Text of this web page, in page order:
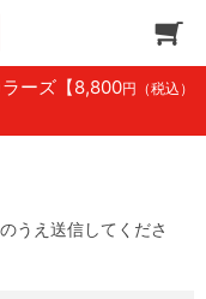
ーズ 【8,800円（税込）
うえ送信してくださ